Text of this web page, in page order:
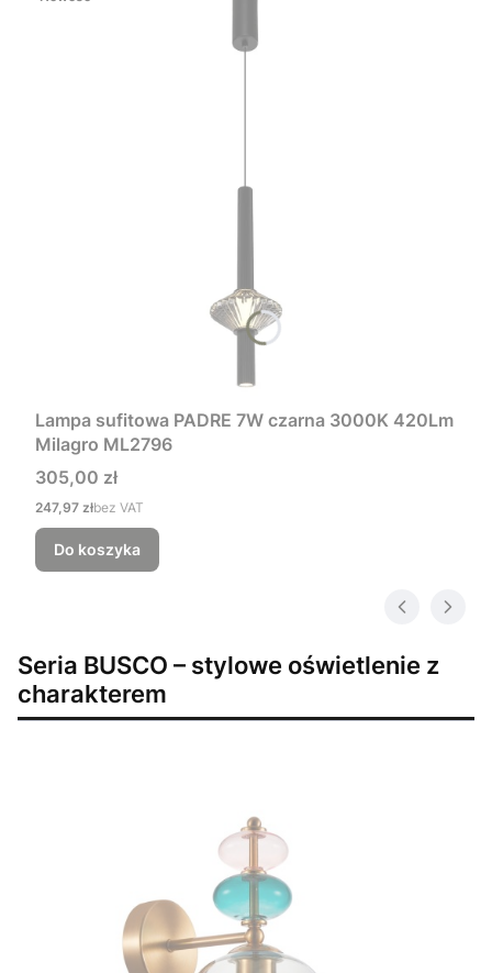
Lampa sufitowa PADRE 7W czarna 3000K 420Lm
Milagro ML2796
Cena
305,00 zł
Cena
247,97 złbez VAT
Do koszyka
Seria BUSCO – stylowe oświetlenie z
charakterem